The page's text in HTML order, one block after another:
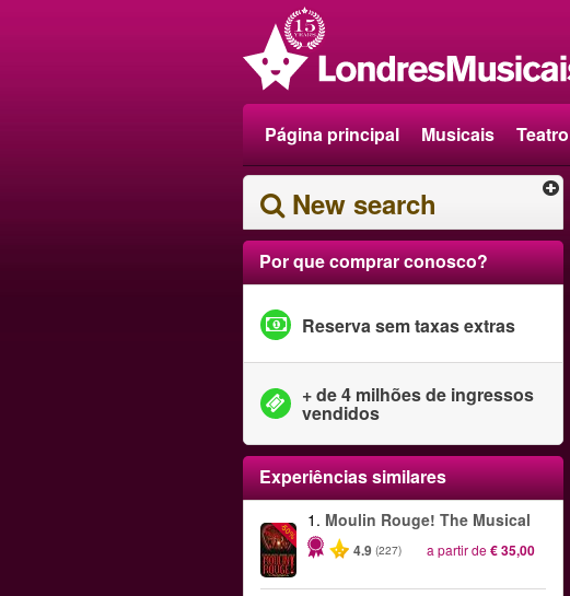
Página principal Musicais Teatro
New search
Por que comprar conosco?
Reserva sem taxas extras
+ de 4 milhões de ingressos
vendidos
Experiências similares
-50%
1. Moulin Rouge! The Musical
4.9 (227) a partir de€ 35,00